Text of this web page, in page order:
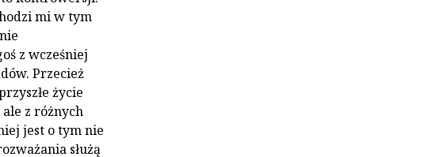
mi w tym
z wcześniej
Przecież
życie
z różnych
jest o tym nie
służą